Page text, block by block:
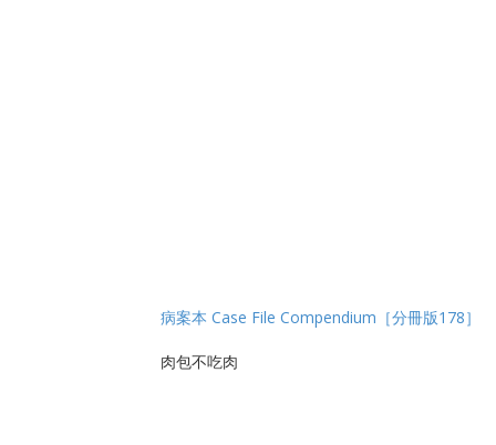
病案本 Case File Compendium［分冊版178］
肉包不吃肉